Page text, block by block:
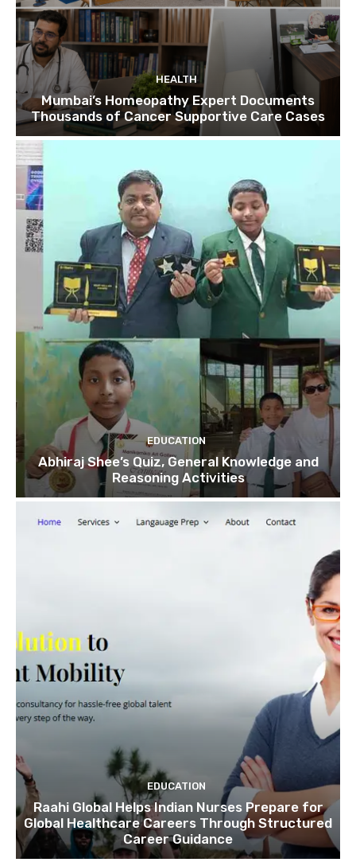
HEALTH
Mumbai’s Homeopathy Expert Documents
Thousands of Cancer Supportive Care Cases
EDUCATION
Abhiraj Shee’s Quiz, General Knowledge and
Reasoning Activities
EDUCATION
Raahi Global Helps Indian Nurses Prepare for
Global Healthcare Careers Through Structured
Career Guidance